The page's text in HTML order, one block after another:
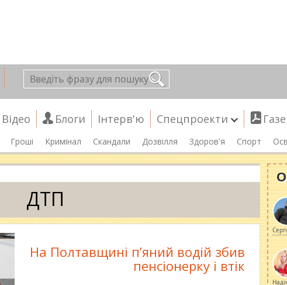
Відео Блоги Інтерв'ю Спецпроекти
Гроші Кримінал Скандали Дозвілля Здоров'я Спорт
ДТП
На Полтавщині п’яний водій збив
пенсіонерку і втік